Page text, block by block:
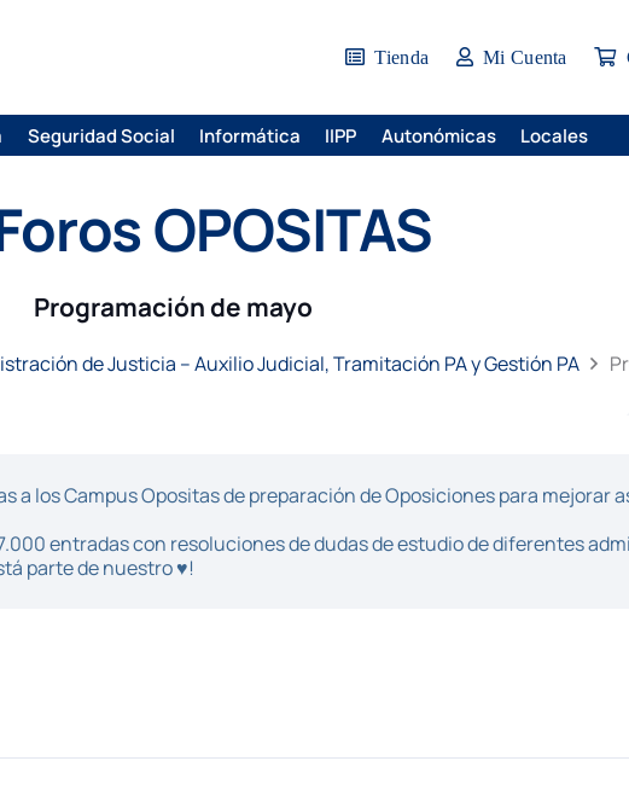
Tienda Mi Cuenta
Seguridad Social Informática IIPP Autonómicas Locales
OPOSITAS
Programación de mayo
de Justicia – Auxilio Judicial, Tramitación PA y Gestión PA
a los Campus Opositas de preparación de Oposiciones para mejorar
entradas con resoluciones de dudas de estudio de diferentes
parte de nuestro ♥!